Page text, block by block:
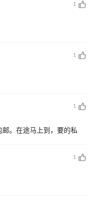
1
1
1
邮。在途马上到，要的私
1